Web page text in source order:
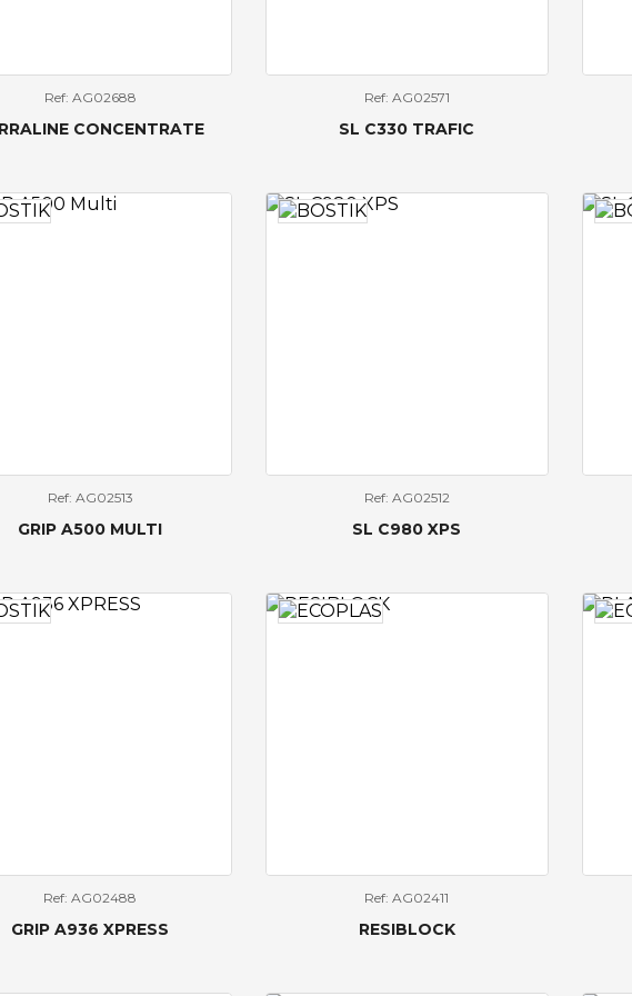
Ref: AG02688
CONCENTRATE
Ref: AG02571
SL C330 TRAFIC
Ref: AG02513
GRIP A500 MULTI
Ref: AG02512
SL C980 XPS
Ref: AG02488
GRIP A936 XPRESS
Ref: AG02411
RESIBLOCK